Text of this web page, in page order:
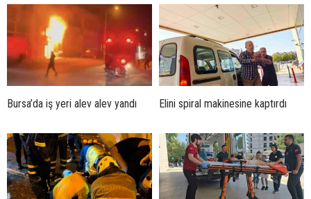
Bursa’da iş yeri alev alev yandı Elini spiral makinesine kaptırdı